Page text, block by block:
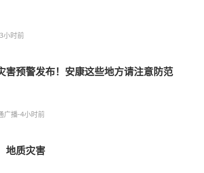
小时前
害预警发布！安康这些地方请注意防范
广播-4小时前
地质灾害